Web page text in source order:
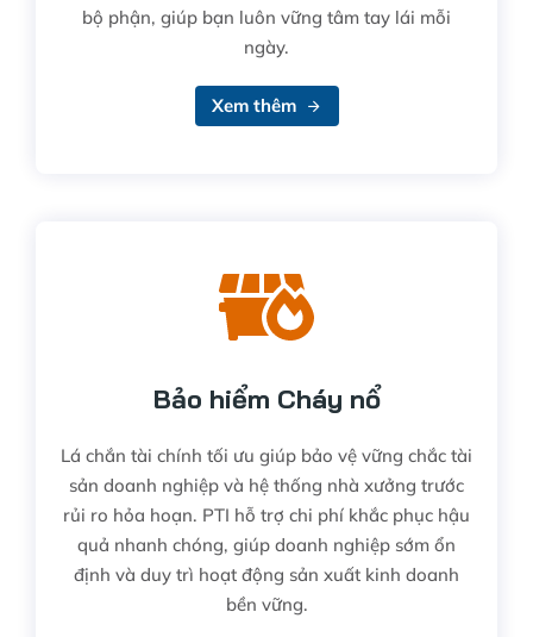
bộ phận, giúp bạn luôn vững tâm tay lái mỗi
ngày.
Xem thêm
Bảo hiểm Cháy nổ
Lá chắn tài chính tối ưu giúp bảo vệ vững chắc tài
sản doanh nghiệp và hệ thống nhà xưởng trước
rủi ro hỏa hoạn. PTI hỗ trợ chi phí khắc phục hậu
quả nhanh chóng, giúp doanh nghiệp sớm ổn
định và duy trì hoạt động sản xuất kinh doanh
bền vững.